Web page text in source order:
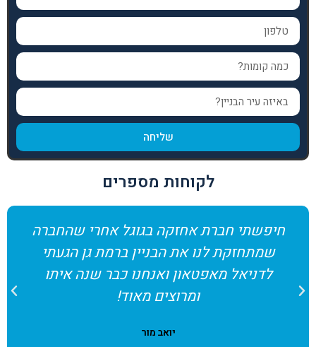
שליחה
לקוחות מספרים
חיפשתי חברת אחזקה בגוגל אחרי שהחברה
שמתחזקת לנו את הבניין ברמת גן הגעתי
לדניאל מאפטאון ואנחנו כבר שנה איתו
ומרוצים מאוד!
יואב מור